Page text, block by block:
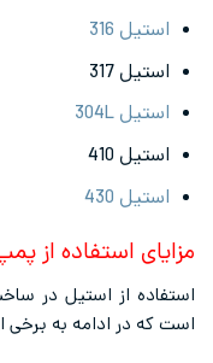
استیل 316
استیل 317
استیل 304L
استیل 410
استیل 430
مزایای استفاده از
استفاده از استیل در
است که در ادامه به برخی